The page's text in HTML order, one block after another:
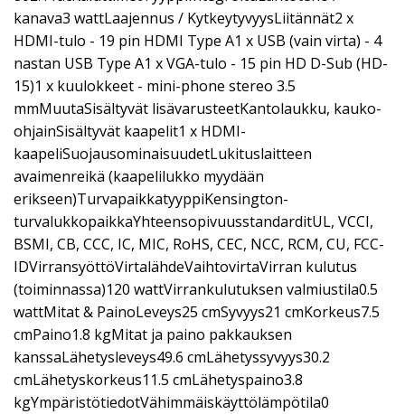
kanava3 wattLaajennus / KytkeytyvyysLiitännät2 x
HDMI-tulo - 19 pin HDMI Type A1 x USB (vain virta) - 4
nastan USB Type A1 x VGA-tulo - 15 pin HD D-Sub (HD-
15)1 x kuulokkeet - mini-phone stereo 3.5
mmMuutaSisältyvät lisävarusteetKantolaukku, kauko-
ohjainSisältyvät kaapelit1 x HDMI-
kaapeliSuojausominaisuudetLukituslaitteen
avaimenreikä (kaapelilukko myydään
erikseen)TurvapaikkatyyppiKensington-
turvalukkopaikkaYhteensopivuusstandarditUL, VCCI,
BSMI, CB, CCC, IC, MIC, RoHS, CEC, NCC, RCM, CU, FCC-
IDVirransyöttöVirtalähdeVaihtovirtaVirran kulutus
(toiminnassa)120 wattVirrankulutuksen valmiustila0.5
wattMitat & PainoLeveys25 cmSyvyys21 cmKorkeus7.5
cmPaino1.8 kgMitat ja paino pakkauksen
kanssaLähetysleveys49.6 cmLähetyssyvyys30.2
cmLähetyskorkeus11.5 cmLähetyspaino3.8
kgYmpäristötiedotVähimmäiskäyttölämpötila0